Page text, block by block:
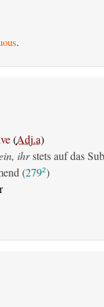
.
(Adj.a)
ihrstets auf das
(2792)